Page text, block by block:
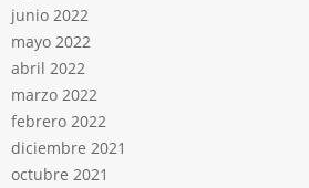
junio 2022
mayo 2022
abril 2022
marzo 2022
febrero 2022
diciembre 2021
octubre 2021